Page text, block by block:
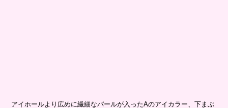
アイホールより広めに繊細なパールが入ったAのアイカラー、下まぶ